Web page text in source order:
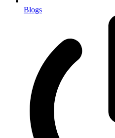
Blogs